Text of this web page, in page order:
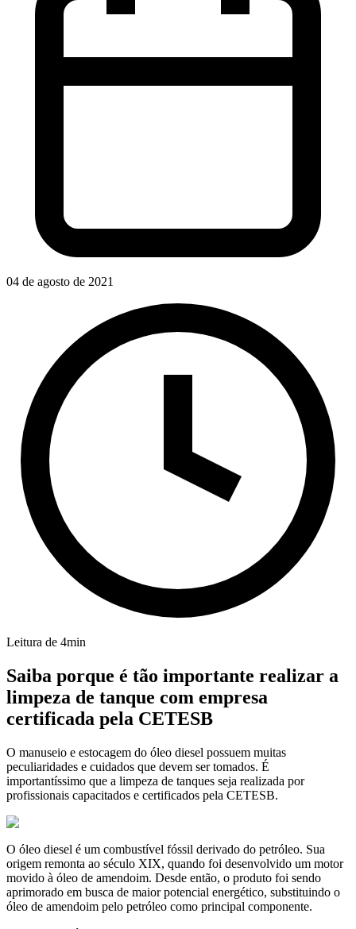
04 de agosto de 2021
Leitura de 4min
Saiba porque é tão importante realizar a
limpeza de tanque com empresa
certificada pela CETESB
O manuseio e estocagem do óleo diesel possuem muitas
peculiaridades e cuidados que devem ser tomados. É
importantíssimo que a limpeza de tanques seja realizada por
profissionais capacitados e certificados pela CETESB.
O óleo diesel é um combustível fóssil derivado do petróleo. Sua
origem remonta ao século XIX, quando foi desenvolvido um motor
movido à óleo de amendoim. Desde então, o produto foi sendo
aprimorado em busca de maior potencial energético, substituindo o
óleo de amendoim pelo petróleo como principal componente.